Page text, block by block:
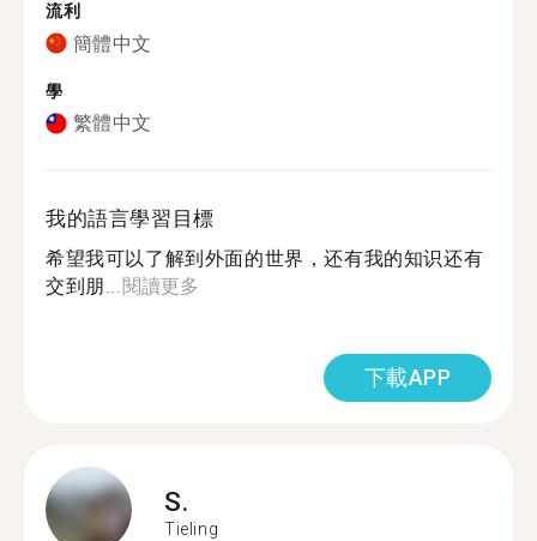
流利
簡體中文
學
繁體中文
我的語言學習目標
希望我可以了解到外面的世界，还有我的知识还有
交到朋...閱讀更多
下載APP
S.
Tieling